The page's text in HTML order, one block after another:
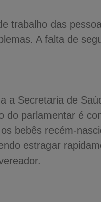
trabalho das
A falta de
a Secretaria de
do parlamentar é
bebês recém-
estragar